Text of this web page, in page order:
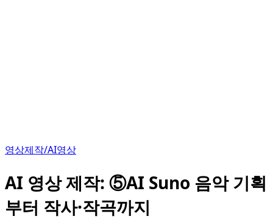
영상제작/AI영상
AI 영상 제작: ⑤AI Suno 음악 기획
부터 작사·작곡까지